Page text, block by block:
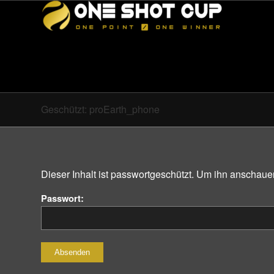
Geschützt: proEarth_phone
Dieser Inhalt ist passwortgeschützt. Um ihn
Passwort: